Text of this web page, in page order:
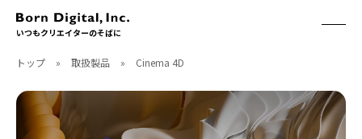
いつもクリエイターのそばに
ABOUT
CONTACT
RECRUIT
クリエイターズID
ACCESS
トップ » 取扱製品 » Cinema 4D